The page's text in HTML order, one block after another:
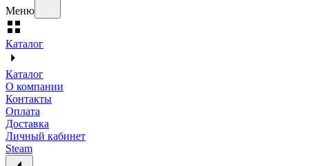
Меню
Каталог
Каталог
О компании
Контакты
Оплата
Доставка
Личный кабинет
Steam